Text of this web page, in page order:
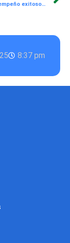
¡Vemos el desempeño exitoso de nuestros estudiantes del Técnico Superior en Artes Culinarias!
8:37 pm